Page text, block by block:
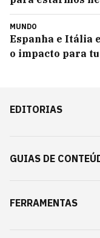
MUNDO
Espanha e Itália
o impacto para
EDITORIAS
GUIAS DE
FERRAMENTAS